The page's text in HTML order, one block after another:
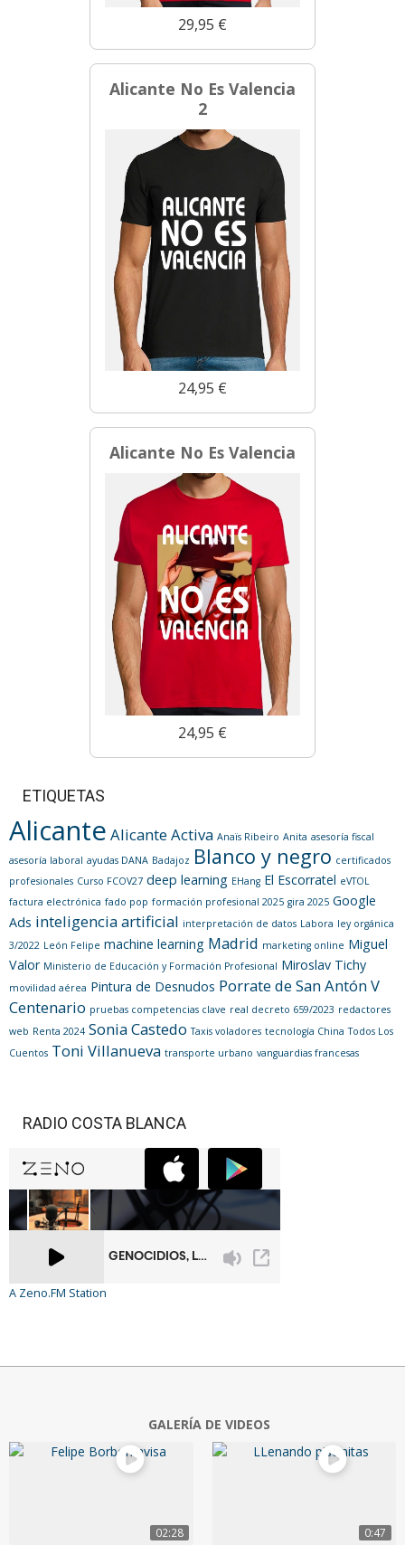
29,95 €
Alicante No Es Valencia
2
24,95 €
Alicante No Es Valencia
24,95 €
ETIQUETAS
Alicante Alicante Activa Anaïs Ribeiro Anita asesoría fiscal
asesoría laboral ayudas DANA Badajoz Blanco y negro certificados
profesionales Curso FCOV27 deep learning EHang El Escorratel eVTOL
factura electrónica fado pop formación profesional 2025 gira 2025 Google
Ads inteligencia artificial interpretación de datos Labora ley orgánica
3/2022 León Felipe machine learning Madrid marketing online Miguel
Valor Ministerio de Educación y Formación Profesional Miroslav Tichy
movilidad aérea Pintura de Desnudos Porrate de San Antón V
Centenario pruebas competencias clave real decreto 659/2023 redactores
web Renta 2024 Sonia Castedo Taxis voladores tecnología China Todos Los
Cuentos Toni Villanueva transporte urbano vanguardias francesas
RADIO COSTA BLANCA
A Zeno.FM Station
GALERÍA DE VIDEOS
02:28 0:47